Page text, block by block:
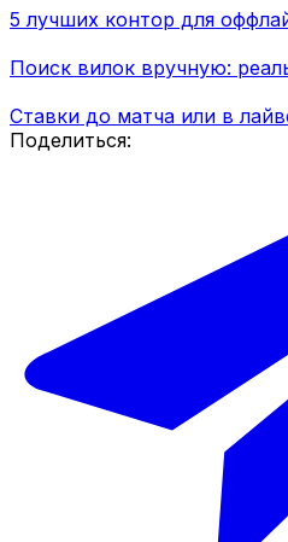
5 лучших контор для
Поиск вилок вручную:
Ставки до матча или в
Поделиться: